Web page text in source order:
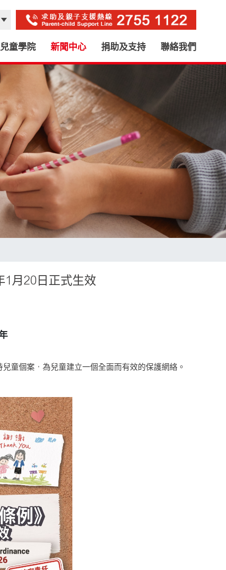
童學院 新聞中心 捐助及支持 聯絡我們
1月20日正式生效
童個案，為兒童建立一個全面而有效的保護網絡。